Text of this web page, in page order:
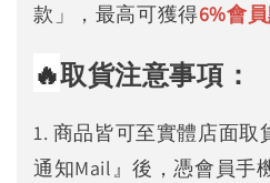
款」，最高可獲得6%會
🔥取貨注意事項：
1. 商品皆可至實體店面
通知Mail』後，憑會員手